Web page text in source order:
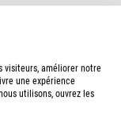
visiteurs, améliorer notre
une expérience
utilisons, ouvrez les